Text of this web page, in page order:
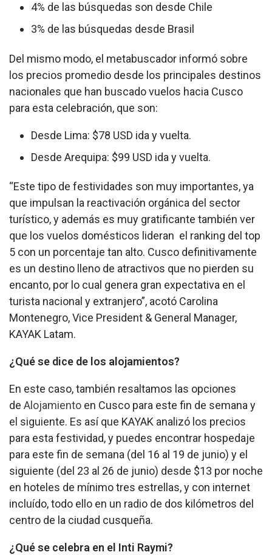
4% de las búsquedas son desde Chile
3% de las búsquedas desde Brasil
Del mismo modo, el metabuscador informó sobre
los precios promedio desde los principales destinos
nacionales que han buscado vuelos hacia Cusco
para esta celebración, que son:
Desde Lima: $78 USD ida y vuelta.
Desde Arequipa: $99 USD ida y vuelta.
“Este tipo de festividades son muy importantes, ya
que impulsan la reactivación orgánica del sector
turístico, y además es muy gratificante también ver
que los vuelos domésticos lideran el ranking del top
5 con un porcentaje tan alto. Cusco definitivamente
es un destino lleno de atractivos que no pierden su
encanto, por lo cual genera gran expectativa en el
turista nacional y extranjero”, acotó Carolina
Montenegro, Vice President & General Manager,
KAYAK Latam.
¿Qué se dice de los alojamientos?
En este caso, también resaltamos las opciones
de Alojamiento en Cusco para este fin de semana y
el siguiente. Es así que KAYAK analizó los precios
para esta festividad, y puedes encontrar hospedaje
para este fin de semana (del 16 al 19 de junio) y el
siguiente (del 23 al 26 de junio) desde $13 por noche
en hoteles de mínimo tres estrellas, y con internet
incluído, todo ello en un radio de dos kilómetros del
centro de la ciudad cusqueña.
¿Qué se celebra en el Inti Raymi?